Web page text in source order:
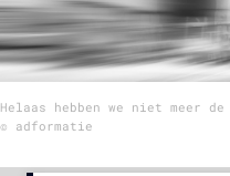
Home
9 sept: GenAI-training
12 nov: MarketingLive!
Adverteren
Helaas hebben we niet meer
© adformatie